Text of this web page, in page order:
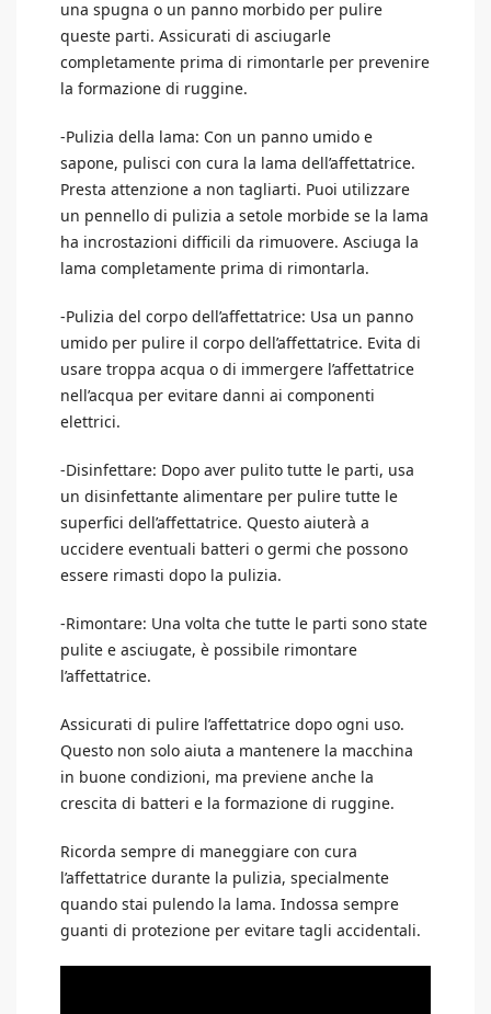
una spugna o un panno morbido per pulire
queste parti. Assicurati di asciugarle
completamente prima di rimontarle per prevenire
la formazione di ruggine.
-Pulizia della lama: Con un panno umido e
sapone, pulisci con cura la lama dell’affettatrice.
Presta attenzione a non tagliarti. Puoi utilizzare
un pennello di pulizia a setole morbide se la lama
ha incrostazioni difficili da rimuovere. Asciuga la
lama completamente prima di rimontarla.
-Pulizia del corpo dell’affettatrice: Usa un panno
umido per pulire il corpo dell’affettatrice. Evita di
usare troppa acqua o di immergere l’affettatrice
nell’acqua per evitare danni ai componenti
elettrici.
-Disinfettare: Dopo aver pulito tutte le parti, usa
un disinfettante alimentare per pulire tutte le
superfici dell’affettatrice. Questo aiuterà a
uccidere eventuali batteri o germi che possono
essere rimasti dopo la pulizia.
-Rimontare: Una volta che tutte le parti sono state
pulite e asciugate, è possibile rimontare
l’affettatrice.
Assicurati di pulire l’affettatrice dopo ogni uso.
Questo non solo aiuta a mantenere la macchina
in buone condizioni, ma previene anche la
crescita di batteri e la formazione di ruggine.
Ricorda sempre di maneggiare con cura
l’affettatrice durante la pulizia, specialmente
quando stai pulendo la lama. Indossa sempre
guanti di protezione per evitare tagli accidentali.